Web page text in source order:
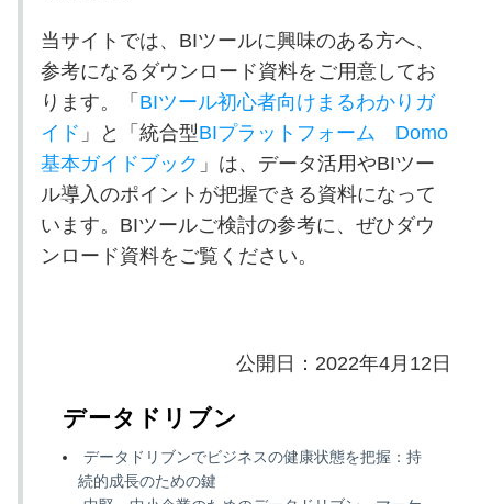
当サイトでは、 BIツールに興味のある方へ、
参考になるダウンロード資料をご用意してお
ります。「 BIツール初心者向けまるわかりガ
イド 」と「統合型BIプラットフォーム
Domo
基本ガイドブック 」は、データ活用やBIツー
ル導入のポイントが把握できる資料になって
います。 BIツールご検討の参考に、ぜひダウ
ンロード資料をご覧ください。
公開日：2022年4月12日
データドリブン
データドリブンでビジネスの健康状態を把握：持
続的成長のための鍵